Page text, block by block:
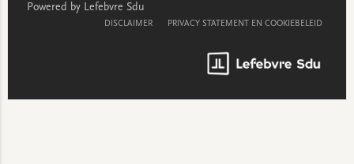
Powered by Lefebvre Sdu
DISCLAIMER PRIVACY STATEMENT EN COOKIEBELEID